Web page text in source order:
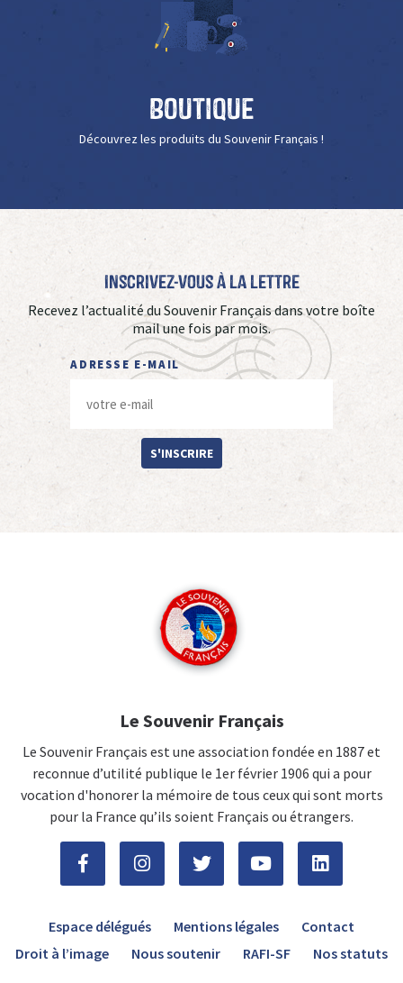
Boutique
Découvrez les produits du Souvenir Français !
Inscrivez-vous à La Lettre
Recevez l’actualité du Souvenir Français dans votre boîte
mail une fois par mois.
ADRESSE E-MAIL
S'INSCRIRE
Le Souvenir Français
Le Souvenir Français est une association fondée en 1887 et
reconnue d’utilité publique le 1er février 1906 qui a pour
vocation d'honorer la mémoire de tous ceux qui sont morts
pour la France qu’ils soient Français ou étrangers.
Espace délégués Mentions légales
Contact
Droit à l’image
Nous soutenir RAFI-SF Nos statuts